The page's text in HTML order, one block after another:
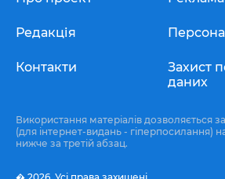
Редакція
Контакти
Захист
даних
Використання матеріалів дозволяється
(для інтернет-видань - гіперпосилання)
нижче за третій абзац.